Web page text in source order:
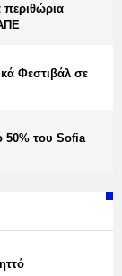
περιθώρια
Φεστιβάλ σε
50% του Sofia